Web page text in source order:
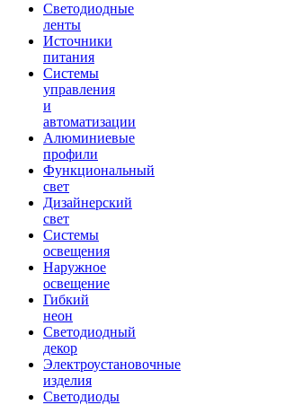
Светодиодные
ленты
Источники
питания
Системы
управления
и
автоматизации
Алюминиевые
профили
Функциональный
свет
Дизайнерский
свет
Системы
освещения
Наружное
освещение
Гибкий
неон
Светодиодный
декор
Электроустановочные
изделия
Светодиоды